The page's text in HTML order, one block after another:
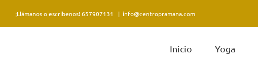
contenido
¡Llámanos o escribenos! 657907131 | info@centropramana.com
Inicio Yoga